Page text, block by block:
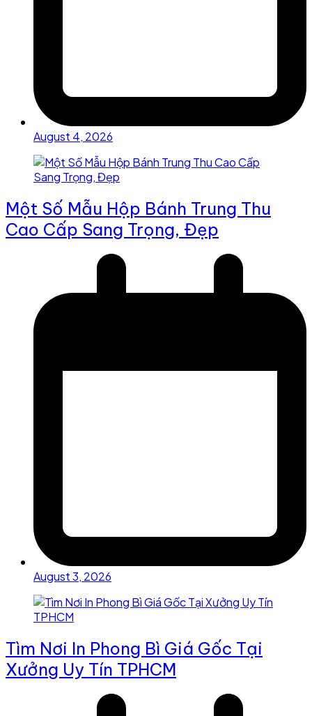
August 4, 2026
Một Số Mẫu Hộp Bánh Trung Thu
Cao Cấp Sang Trọng, Đẹp
August 3, 2026
Tìm Nơi In Phong Bì Giá Gốc Tại
Xưởng Uy Tín TPHCM